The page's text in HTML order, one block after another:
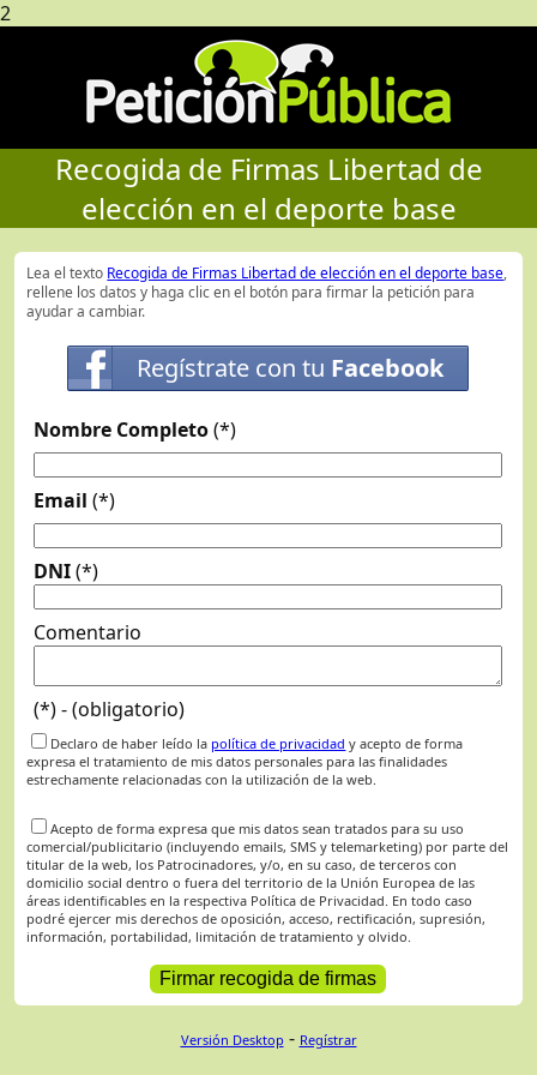
2
Recogida de Firmas Libertad de
elección en el deporte base
Lea el texto Recogida de Firmas Libertad de elección en el deporte base,
rellene los datos y haga clic en el botón para firmar la petición para
ayudar a cambiar.
Regístrate con tu Facebook
Nombre Completo(*)
Email (*)
DNI(*)
Comentario
(*) - (obligatorio)
Declaro de haber leído la política de privacidad y acepto de forma
expresa el tratamiento de mis datos personales para las finalidades
estrechamente relacionadas con la utilización de la web.
Acepto de forma expresa que mis datos sean tratados para su uso
comercial/publicitario (incluyendo emails, SMS y telemarketing) por parte del
titular de la web, los Patrocinadores, y/o, en su caso, de terceros con
domicilio social dentro o fuera del territorio de la Unión Europea de las
áreas identificables en la respectiva Política de Privacidad. En todo caso
podré ejercer mis derechos de oposición, acceso, rectificación, supresión,
información, portabilidad, limitación de tratamiento y olvido.
Versión Desktop - Regístrar